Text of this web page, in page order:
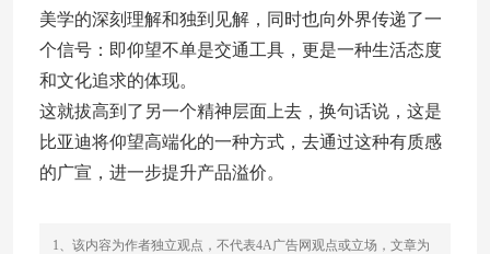
美学的深刻理解和独到见解，同时也向外界传递了一
个信号：即仰望不单是交通工具，更是一种生活态度
和文化追求的体现。
这就拔高到了另一个精神层面上去，换句话说，这是
比亚迪将仰望高端化的一种方式，去通过这种有质感
的广宣，进一步提升产品溢价。
1、该内容为作者独立观点，不代表4A广告网观点或立场，文章为